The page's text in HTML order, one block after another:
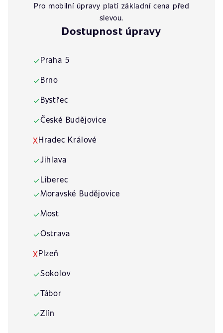
Pro mobilní úpravy platí základní cena před
slevou.
Dostupnost úpravy
✓Praha 5
✓Brno
✓Bystřec
✓České Budějovice
XHradec Králové
✓Jihlava
✓Liberec
✓Moravské Budějovice
✓Most
✓Ostrava
XPlzeň
✓Sokolov
✓Tábor
✓Zlín